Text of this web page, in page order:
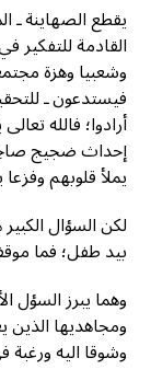
يقطع الصهاينة ـ
القادمة للتفكير
وشعبيا وهزة
فيستدعون ـ
أرادوا؛ فالله
إحداث ضجيج
يملأ قلوبهم وفزعا
لكن السؤال
بيد طفل؛ فما
وهما يبرز السؤل
ومجاهديها
وشوقا اليه